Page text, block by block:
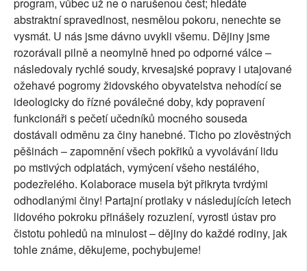
program, vůbec už ne o narušenou čest; hledáte
abstraktní spravedlnost, nesmělou pokoru, nenechte se
vysmát. U nás jsme dávno uvykli všemu. Dějiny jsme
rozorávali pilně a neomylně hned po odporné válce –
následovaly rychlé soudy, krvesajské popravy i utajované
ožehavé pogromy židovského obyvatelstva nehodící se
ideologicky do řízné poválečné doby, kdy popravení
funkcionáři s pečetí učedníků mocného souseda
dostávali odměnu za činy hanebné. Ticho po zlověstných
pěšinách – zapomnění všech pokřiků a vyvolávání lidu
po mstivých odplatách, vymýcení všeho nestálého,
podezřelého. Kolaborace musela být přikryta tvrdými
odhodlanými činy! Partajní protlaky v následujících letech
lidového pokroku přinášely rozuzlení, vyrostl ústav pro
čistotu pohledů na minulost – dějiny do každé rodiny, jak
tohle známe, děkujeme, pochybujeme!